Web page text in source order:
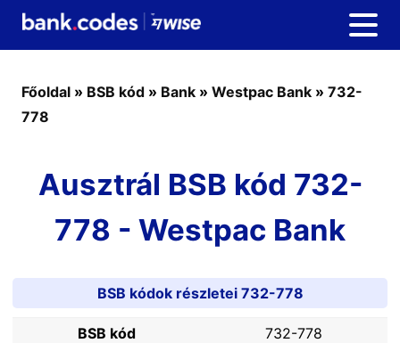
Főoldal » BSB kód » Bank » Westpac Bank » 732-
778
Ausztrál BSB kód 732-
778 - Westpac Bank
BSB kódok részletei 732-778
BSB kód
732-778